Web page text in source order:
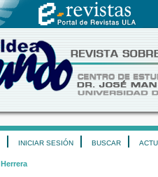
INICIAR SESIÓN BUSCAR
Herrera